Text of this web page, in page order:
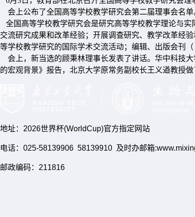
会上公布了全国高等学校教学研究会第二届理事会名单
全国高等学校教学研究会是研究高等学校教学理论与
交流研究成果和改革经验；开展调查研究、教学改革经
等学校教学研究的国际学术交流活动；编辑、出版会刊
会上，新当选的顾秉林理事长发表了讲话。华中科技
的宏观背景》报告，北京大学原常务副校长王义遒教授
地址：2026世界杯(WorldCup)官方指定网站
电话：025-58139906 58139910 及时办邮箱
邮政编码：211816